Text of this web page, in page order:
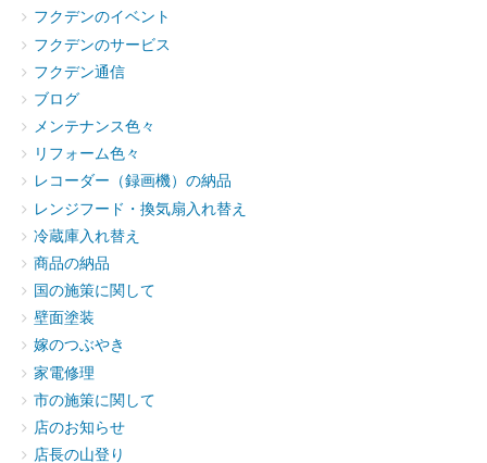
フクデンのイベント
フクデンのサービス
フクデン通信
ブログ
メンテナンス色々
リフォーム色々
レコーダー（録画機）の納品
レンジフード・換気扇入れ替え
冷蔵庫入れ替え
商品の納品
国の施策に関して
壁面塗装
嫁のつぶやき
家電修理
市の施策に関して
店のお知らせ
店長の山登り